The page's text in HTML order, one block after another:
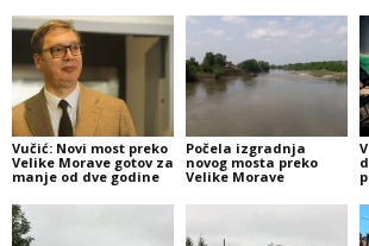
Vučić: Novi most preko
Velike Morave gotov za
manje od dve godine
Počela izgradnja
novog mosta preko
Velike Morave